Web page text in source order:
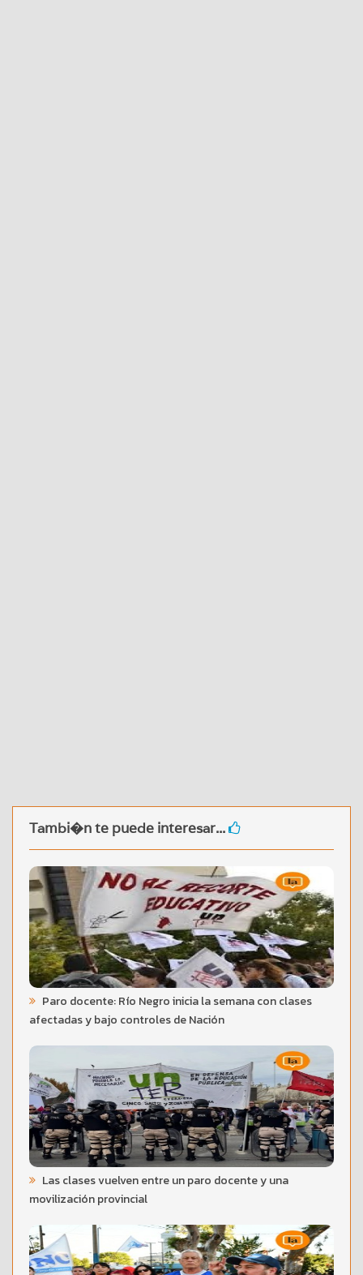
Tambi�n te puede interesar...
Paro docente: Río Negro inicia la semana con clases
afectadas y bajo controles de Nación
Las clases vuelven entre un paro docente y una
movilización provincial